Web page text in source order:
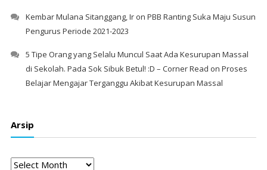
Kembar Mulana Sitanggang, Iron PBB Ranting Suka Maju Susun
Pengurus Periode 2021-2023
5 Tipe Orang yang Selalu Muncul Saat Ada Kesurupan Massal
di Sekolah. Pada Sok Sibuk Betul! :D – Corner Read on Proses
Belajar Mengajar Terganggu Akibat Kesurupan Massal
Arsip
Arsip